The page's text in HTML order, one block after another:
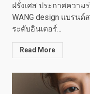
ฝรั่งเศส ประกาศควา
WANG design แบรน
ระดับอินเตอร์...
Read More